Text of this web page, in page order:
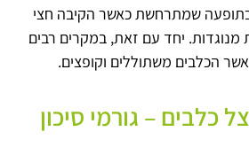
שמתרחשת כאשר הקיבה חצי
מנוגדות. יחד עם זאת, במקרים רבים
הכלבים משתוללים וקופצים.
כלבים – גורמי סיכון